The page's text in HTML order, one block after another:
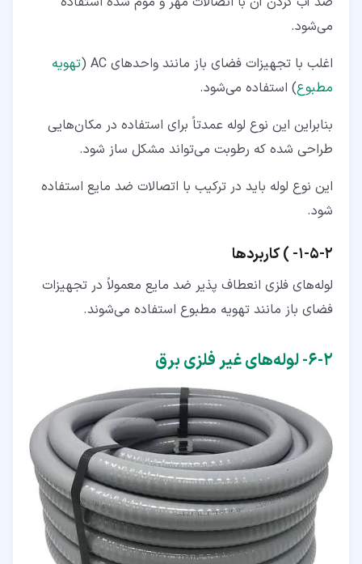
می‌شود.
اغلب با تجهیزات فضای باز مانند واحدهای AC (
تهویه
مطبوع) استفاده می‌شود.
بنابراین این نوع لوله عمدتاً برای استفاده در مکان‌هایی
طراحی شده که رطوبت می‌تواند مشکل ساز شود.
این نوع لوله باید در ترکیب با اتصالات ضد مایع استفاده
شود.
۲‏-‏۵‏-‏۱‏- ) کاربردها
لوله‌های فلزی انعطاف پذیر ضد مایع معمولاً در تجهیزات
فضای باز مانند تهویه مطبوع استفاده می‌شوند.
۲‏-‏۶‏- لوله‌های غیر فلزی برق